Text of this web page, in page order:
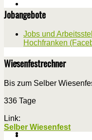
Jobangebote
Jobs und
Hochfranken
Wiesenfestrechner
Bis zum Selber
336 Tage
Link:
Selber Wiesenfest